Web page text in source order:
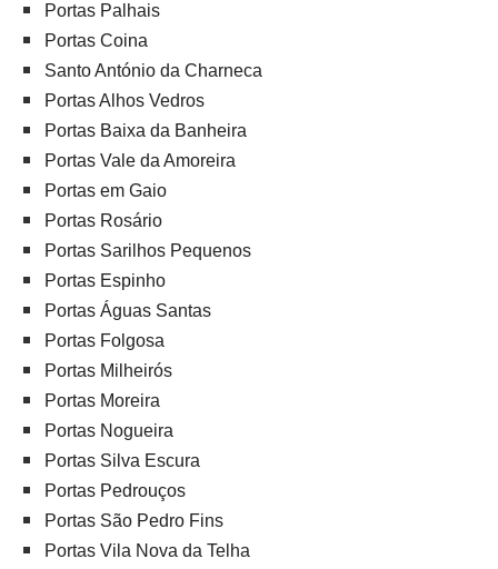
Portas Palhais
Portas Coina
Santo António da Charneca
Portas Alhos Vedros
Portas Baixa da Banheira
Portas Vale da Amoreira
Portas em Gaio
Portas Rosário
Portas Sarilhos Pequenos
Portas Espinho
Portas Águas Santas
Portas Folgosa
Portas Milheirós
Portas Moreira
Portas Nogueira
Portas Silva Escura
Portas Pedrouços
Portas São Pedro Fins
Portas Vila Nova da Telha